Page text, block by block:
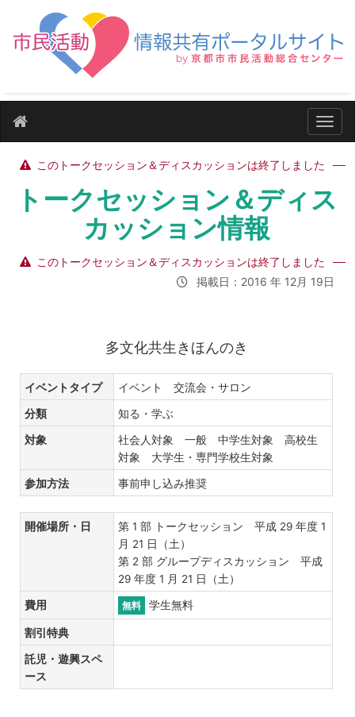
ナビ
このトークセッション＆ディスカッションは終了しました
トークセッション＆ディス
カッション情報
このトークセッション＆ディスカッションは終了しました
掲載日：2016 年 12月 19日
多文化共生きほんのき
イベントタイプ イベント 交流会・サロン
分類 知る・学ぶ
対象
社会人対象 一般 中学生対象 高校生
対象 大学生・専門学校生対象
参加方法 事前申し込み推奨
開催場所・日
第 1 部 トークセッション 平成 29 年度 1
月 21 日（土）
第 2 部 グループディスカッション 平成
29 年度 1 月 21 日（土）
費用 無料 学生無料
割引特典
託児・遊興スペ
ース